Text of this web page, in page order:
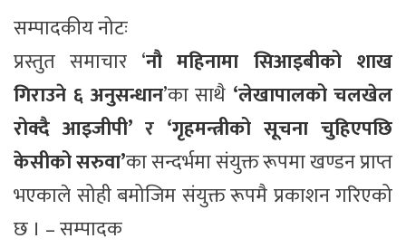
सम्पादकीय नोटः
प्रस्तुत समाचार ‘नौ महिनामा सिआइबीको शाख
गिराउने ६ अनुसन्धान’का साथै ‘लेखापालको चलखेल
रोक्दै आइजीपी’ र ‘गृहमन्त्रीको सूचना चुहिएपछि
केसीको सरुवा’का सन्दर्भमा संयुक्त रूपमा खण्डन प्राप्त
भएकाले सोही बमोजिम संयुक्त रूपमै प्रकाशन गरिएको
छ । – सम्पादक